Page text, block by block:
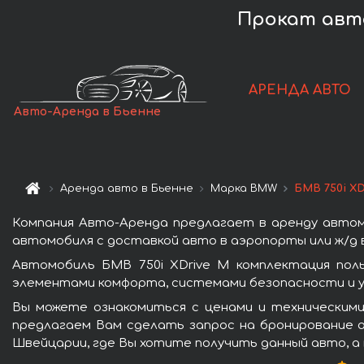
Прокат
Авто-Аренда в Бьенне
АРЕНДА АВТО
Аренда авто в Бьенне Марка BMW БМВ 750i
Компания Авто-Аренда предлагает в аренду
автомобиля с доставкой авто в аэропорты или ж/д
Автомобиль БМВ 750i XDrive M комплектация
элементами комфорта, системами безопасности и
Вы можете ознакомиться с ценами и
предлагаем Вам сделать запрос на
Швейцарии, где Вы хотите получить данный авто,